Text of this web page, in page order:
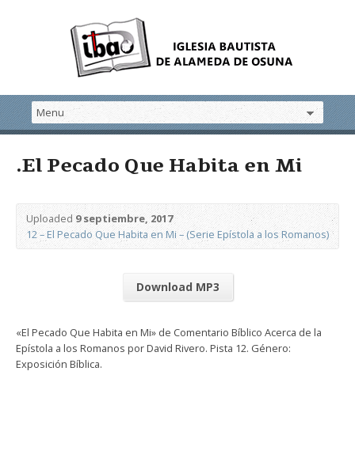
.El Pecado Que Habita en Mi
Uploaded9 septiembre, 2017
12 – El Pecado Que Habita en Mi – (Serie Epístola a los Romanos)
Download MP3
«El Pecado Que Habita en Mi» de Comentario Bíblico Acerca de la
Epístola a los Romanos por David Rivero. Pista 12. Género:
Exposición Bíblica.